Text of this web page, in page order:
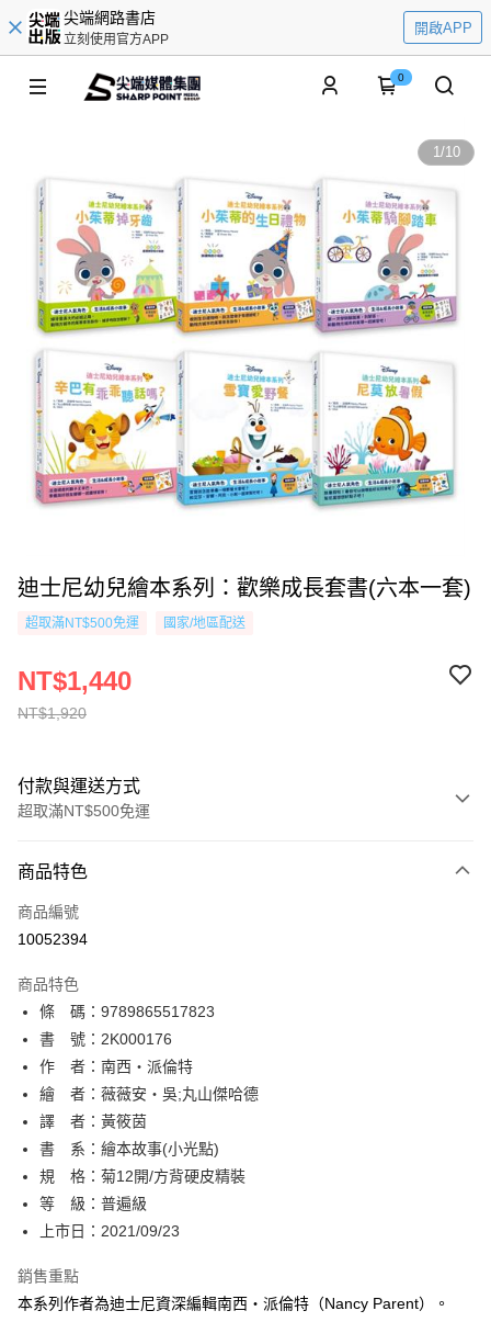
尖端網路書店
立刻使用官方APP
開啟APP
0
1/10
迪士尼幼兒繪本系列：歡樂成長套書(六本一套)
超取滿NT$500免運 國家/地區配送
NT$1,920
NT$1,440
付款與運送方式
超取滿NT$500免運
信用卡一次付款
超商取貨付款
相關說明
【關於「AFTEE先享後付」】
AFTEE先享後付是「在收到商品之後才付款」的支付方式。 讓您購物簡單
便利好安心！
１．簡單：不需註冊會員、不需綁卡、不需儲值。
２．便利：只要手機號碼，簡訊認證，即可結帳。
３．安心：先確認商品／服務後，再付款。
【「AFTEE先享後付」結帳流程】
１．於結帳方式選擇「AFTEE先享後付」後，將跳轉至「AFTEE先享後付」
結帳頁面，進行簡訊認證並確認金額後，即可完成結帳。
２．訂單成立數日內，您將收到繳費通知簡訊。
３．收到繳費通知簡訊後14天內，點擊此簡訊中的連結，可透過四大超商／
※ 請注意：結帳手續完成當下不需立刻繳費，但若您需要取消訂單，請聯絡
購買商品的店家。未經商家同意取消之訂單仍視為有效，需透過AFTEE先享
後付繳納相關費用。
ATM付款
運送方式
全家取貨付款
每筆NT$80，滿NT$500(含以上)免運費
付款後全家取貨
每筆NT$80，滿NT$500(含以上)免運費
每筆NT$80，滿NT$500(含以上)免運費
商品特色
商品編號
10052394
商品特色
條 碼：9789865517823
書 號：2K000176
作 者：南西‧派倫特
繪 者：薇薇安‧吳;丸山傑哈德
譯 者：黃筱茵
書 系：繪本故事(小光點)
規 格：菊12開/方背硬皮精裝
等 級：普遍級
上市日：2021/09/23
銷售重點
本系列作者為迪士尼資深編輯南西‧派倫特（Nancy Parent）。